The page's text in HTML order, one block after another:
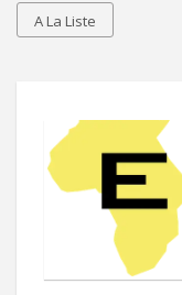
A La Liste